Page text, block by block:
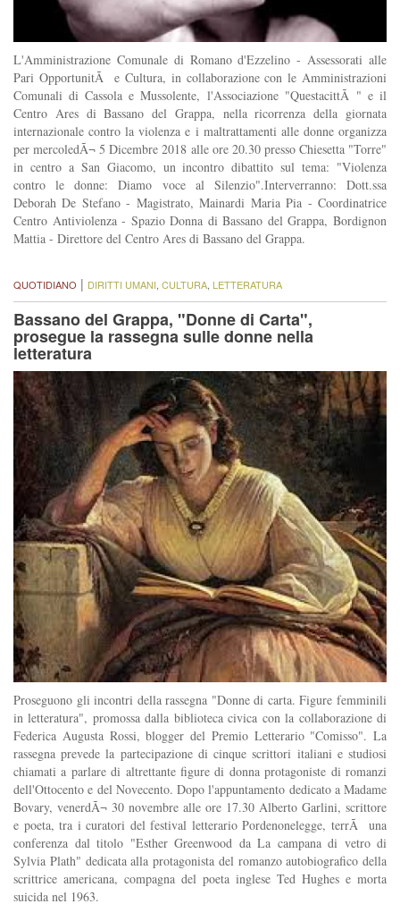
L'Amministrazione Comunale di Romano d'Ezzelino - Assessorati alle
Pari OpportunitÃ e Cultura, in collaborazione con le Amministrazioni
Comunali di Cassola e Mussolente, l'Associazione "QuestacittÃ " e il
Centro Ares di Bassano del Grappa, nella ricorrenza della giornata
internazionale contro la violenza e i maltrattamenti alle donne organizza
per mercoledÃ¬ 5 Dicembre 2018 alle ore 20.30 presso Chiesetta "Torre"
in centro a San Giacomo, un incontro dibattito sul tema: "Violenza
contro le donne: Diamo voce al Silenzio".Interverranno: Dott.ssa
Deborah De Stefano - Magistrato, Mainardi Maria Pia - Coordinatrice
Centro Antiviolenza - Spazio Donna di Bassano del Grappa, Bordignon
Mattia - Direttore del Centro Ares di Bassano del Grappa.
QUOTIDIANO | DIRITTI UMANI CULTURA LETTERATURA
Bassano del Grappa, "Donne di Carta",
prosegue la rassegna sulle donne nella
letteratura
Proseguono gli incontri della rassegna "Donne di carta. Figure femminili
in letteratura", promossa dalla biblioteca civica con la collaborazione di
Federica Augusta Rossi, blogger del Premio Letterario "Comisso". La
rassegna prevede la partecipazione di cinque scrittori italiani e studiosi
chiamati a parlare di altrettante figure di donna protagoniste di romanzi
dell'Ottocento e del Novecento. Dopo l'appuntamento dedicato a Madame
Bovary, venerdÃ¬ 30 novembre alle ore 17.30 Alberto Garlini, scrittore
e poeta, tra i curatori del festival letterario Pordenonelegge, terrÃ una
conferenza dal titolo "Esther Greenwood da La campana di vetro di
Sylvia Plath" dedicata alla protagonista del romanzo autobiografico della
scrittrice americana, compagna del poeta inglese Ted Hughes e morta
suicida nel 1963.